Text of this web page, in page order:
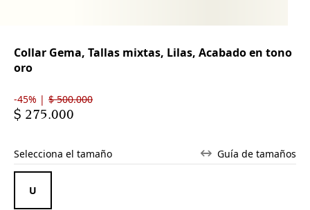
Collar Gema, Tallas mixtas, Lilas, Acabado en tono
oro
-45% | $ 500.000
$ 275.000
Selecciona el tamaño Guía de tamaños